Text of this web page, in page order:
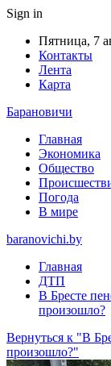
Sign in
Пятница, 7
Контакты
Лента
Карта
Барановичи
Главная
Экономика
Общество
Погода
В мире
baranovichi.by
Главная
ДТП
В Бресте
произошло?
Вернуться к "В
произошло?"